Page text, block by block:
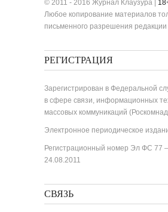
© 2011 - 2016 Журнал Клаузура |
Любое копирование материалов
письменного разрешения редакции
РЕГИСТРАЦИЯ
Зарегистрирован в Федеральной
в сфере связи, информационных
массовых коммуникаций
Электронное периодическое
Регистрационный номер Эл ФС 77
24.08.2011
СВЯЗЬ